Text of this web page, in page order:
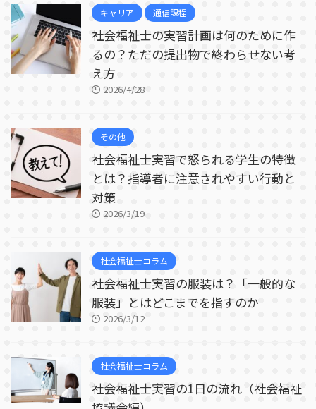
キャリア 通信課程
社会福祉士の実習計画は何のために作
るの？ただの提出物で終わらせない考
え方
2026/4/28
その他
社会福祉士実習で怒られる学生の特徴
とは？指導者に注意されやすい行動と
対策
2026/3/19
社会福祉士コラム
社会福祉士実習の服装は？「一般的な
服装」とはどこまでを指すのか
2026/3/12
社会福祉士コラム
社会福祉士実習の1日の流れ（社会福祉